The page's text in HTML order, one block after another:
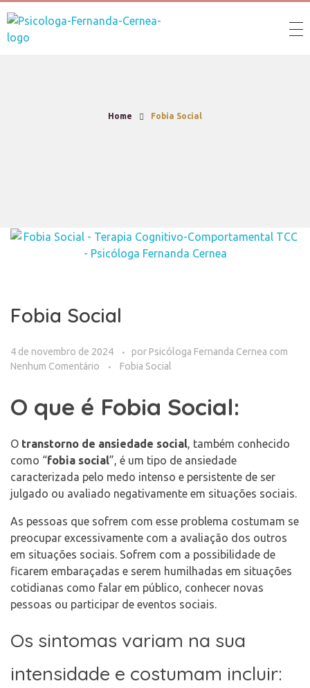
Home Fobia Social
Fobia Social
4 de novembro de 2024 por Psicóloga Fernanda Cernea com
Nenhum Comentário
Fobia Social
O que é Fobia Social:
O transtorno de ansiedade social , também conhecido
como “fobia social”, é um tipo de ansiedade
caracterizada pelo medo intenso e persistente de ser
julgado ou avaliado negativamente em situações sociais.
As pessoas que sofrem com esse problema costumam se
preocupar excessivamente com a avaliação dos outros
em situações sociais. Sofrem com a possibilidade de
ficarem embaraçadas e serem humilhadas em situações
cotidianas como falar em público, conhecer novas
pessoas ou participar de eventos sociais.
Os sintomas variam na sua
intensidade e costumam incluir: